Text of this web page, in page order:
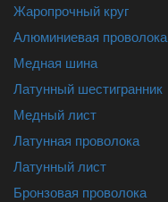
Жаропрочный круг
Алюминиевая проволока
Медная шина
Латунный шестигранник
Медный лист
Латунная проволока
Латунный лист
Бронзовая проволока